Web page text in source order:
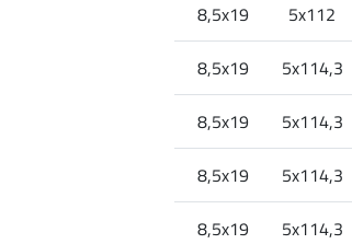
8,5x19 5x112
8,5x19 5x114,3
8,5x19 5x114,3
8,5x19 5x114,3
8,5x19 5x114,3